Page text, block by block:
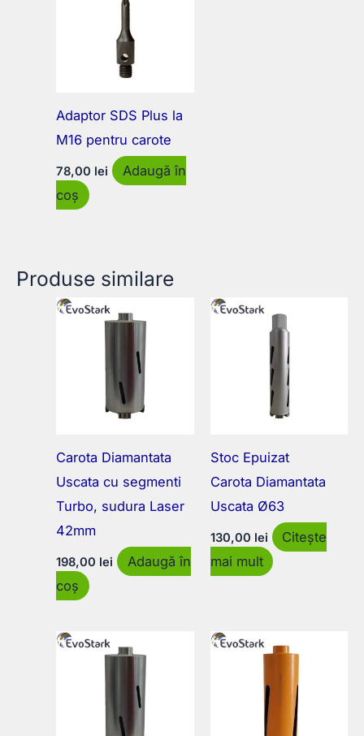
Adaptor SDS Plus la
M16 pentru carote
78,00 lei
Adaugă în
coș
Produse similare
Carota Diamantata
Uscata cu segmenti
Turbo, sudura Laser
42mm
198,00 lei
Adaugă în
coș
Stoc Epuizat
Carota Diamantata
Uscata Ø63
130,00 lei
Citește
mai mult